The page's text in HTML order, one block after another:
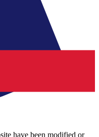
have been modified or